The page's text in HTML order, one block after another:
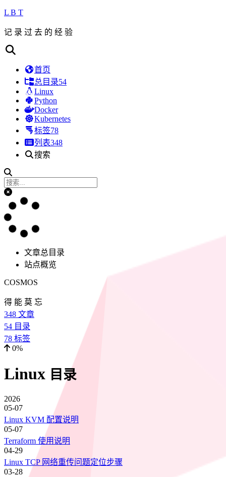
L B T
记 录 过 去 的 经 验
首页
总目录54
Linux
Python
Docker
Kubernetes
标签78
列表348
搜索
文章总目录
站点概览
COSMOS
得 能 莫 忘
348 文章
54 目录
78 标签
0%
Linux 目录
2026
05-07
Linux KVM 配置说明
05-07
Terraform 使用说明
04-29
Linux TCP 网络重传问题定位步骤
03-28